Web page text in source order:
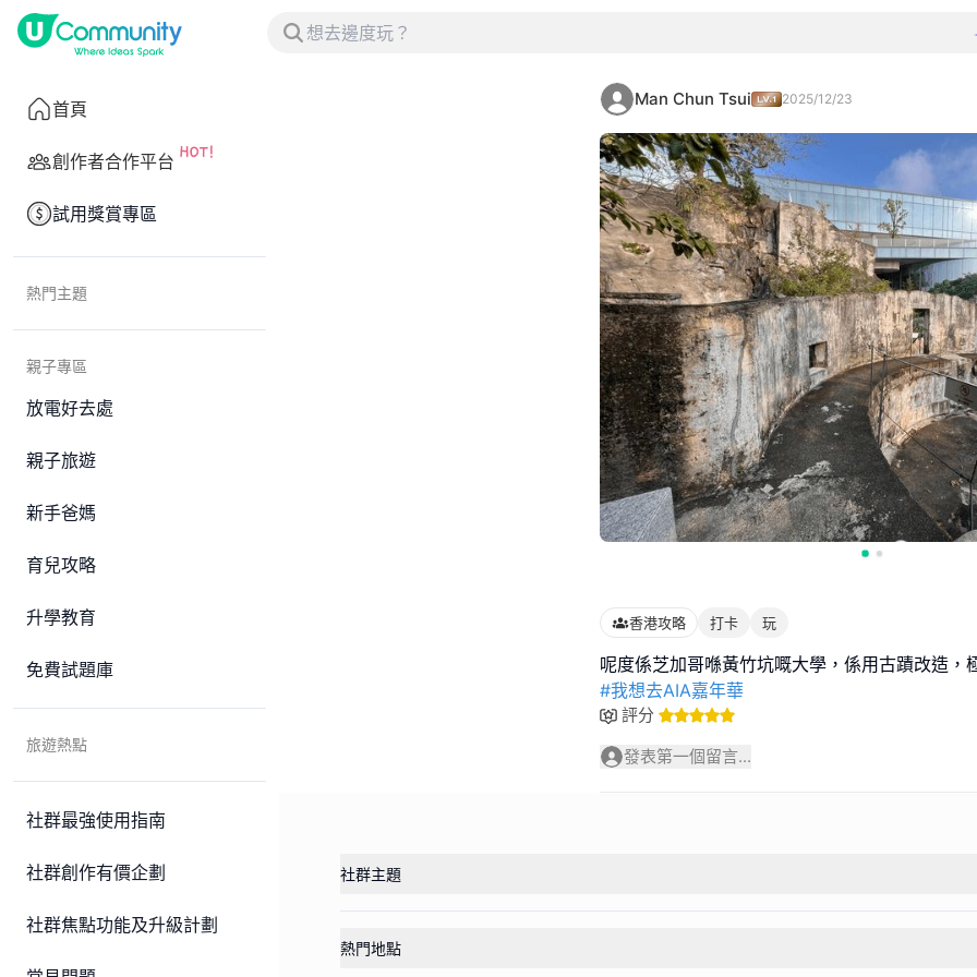
首頁
創作者合作平台
試用獎賞專區
熱門主題
親子專區
放電好去處
親子旅遊
新手爸媽
育兒攻略
升學教育
免費試題庫
旅遊熱點
社群最強使用指南
社群創作有價企劃
社群焦點功能及升級計劃
Man Chun Tsui 2025/12/23
香港攻略 打卡 玩
#我想去AIA嘉年華
評分
發表第一個留言...
社群主題
熱門地點